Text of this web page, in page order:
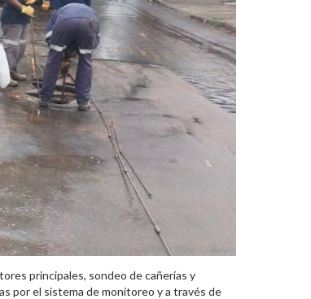
principales, sondeo de cañerías y
por el sistema de monitoreo y a través de